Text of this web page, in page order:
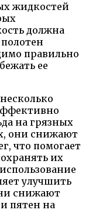
жидкостей
должна
правильно
ее
на грязных
они снижают
что помогает
их
улучшить
снижают
пятен на